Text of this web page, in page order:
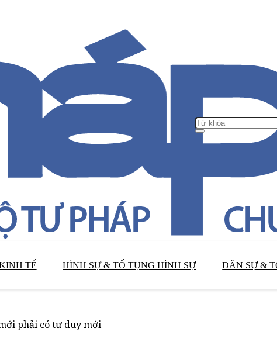
TẾ HÌNH SỰ & TỐ TỤNG HÌNH SỰ DÂN SỰ &
phải có tư duy mới